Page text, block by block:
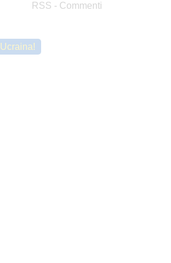
RSS - Commenti
Ucraina!